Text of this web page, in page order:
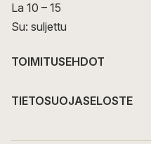
La 10 – 15
Su: suljettu
TOIMITUSEHDOT
TIETOSUOJASELOSTE